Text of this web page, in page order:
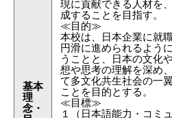
基本
理
念・
現に貢献できる人材を
成することを目指す。
≪目的≫
本校は、日本企業に就
円滑に進められるよう
うことと、日本の文化
想や思考の理解を深め
て多文化共生社会の一
ことを目的とする。
≪目標≫
１（日本語能力・コミ